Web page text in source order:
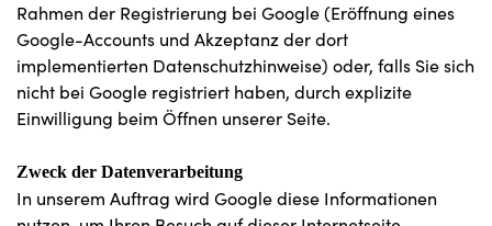
Rahmen der Registrierung bei Google (Eröffnung eines
Google-Accounts und Akzeptanz der dort
implementierten Datenschutzhinweise) oder, falls Sie sich
nicht bei Google registriert haben, durch explizite
Einwilligung beim Öffnen unserer Seite.
Zweck der Datenverarbeitung
In unserem Auftrag wird Google diese Informationen